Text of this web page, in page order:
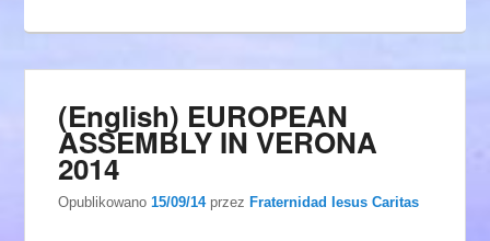
(English) EUROPEAN
ASSEMBLY IN VERONA
2014
Opublikowano15/09/14 przez Fraternidad Iesus Caritas